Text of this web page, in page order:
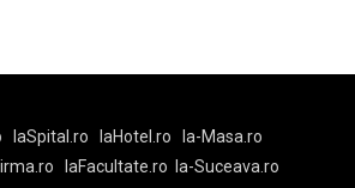
laSpital.ro laHotel.ro
la-Masa.ro
laFacultate.ro
la-Suceava.ro